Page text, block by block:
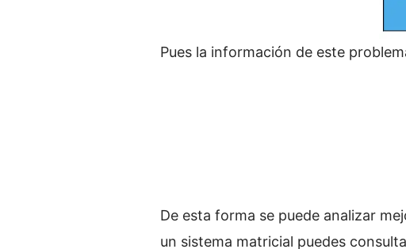
Pues la información de este
De esta forma se puede analizar
un sistema matricial puedes